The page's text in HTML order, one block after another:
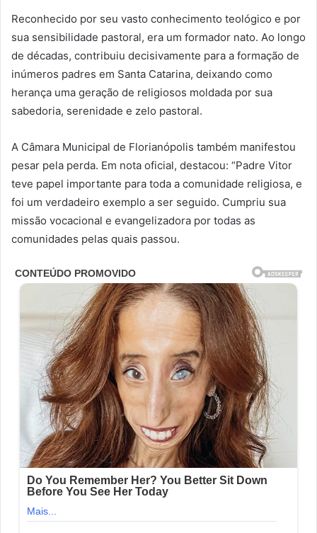
Reconhecido por seu vasto conhecimento teológico e por
sua sensibilidade pastoral, era um formador nato. Ao longo
de décadas, contribuiu decisivamente para a formação de
inúmeros padres em Santa Catarina, deixando como
herança uma geração de religiosos moldada por sua
sabedoria, serenidade e zelo pastoral.
A Câmara Municipal de Florianópolis também manifestou
pesar pela perda. Em nota oficial, destacou: “Padre Vitor
teve papel importante para toda a comunidade religiosa, e
foi um verdadeiro exemplo a ser seguido. Cumpriu sua
missão vocacional e evangelizadora por todas as
comunidades pelas quais passou.